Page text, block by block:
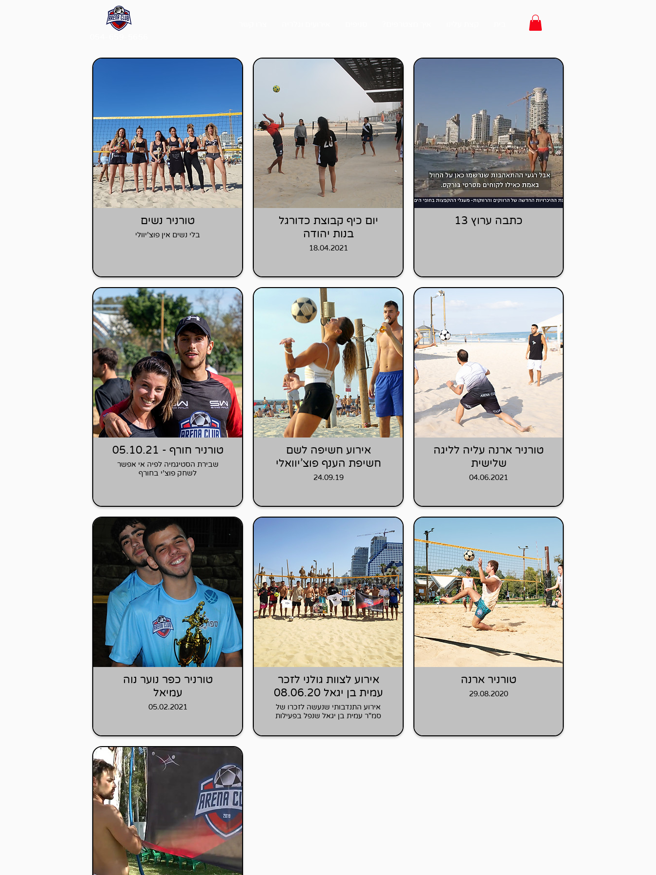
טורניר נשים
בלי נשים אין פוצ'יוולי
יום כיף קבוצת כדורגל
בנות יהודה
18.04.2021
כתבה ערוץ 13
טורניר חורף - 05.10.21
שבירת הסטיגמיה לפיה אי אפשר
לשחק פוצ'י בחורף
אירוע חשיפה לשם
חשיפת הענף פוצ'יוואלי
24.09.19
טורניר ארנה עליה לליגה
שלישית
04.06.2021
טורניר כפר נוער נוה
עמיאל
05.02.2021
אירוע לצוות גולני לזכר
עמית בן יגאל 08.06.20
אירוע התנדבותי שנעשה לזכרו של
סמ"ר עמית בן יגאל שנפל בפעילות
טורניר ארנה
29.08.2020